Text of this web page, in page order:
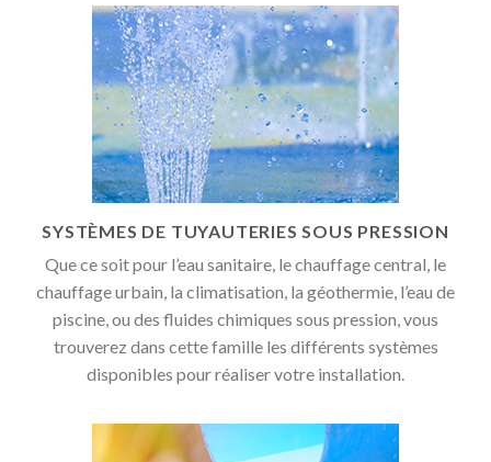
SYSTÈMES DE TUYAUTERIES SOUS PRESSION
Que ce soit pour l’eau sanitaire, le chauffage central, le
chauffage urbain, la climatisation, la géothermie, l’eau de
piscine, ou des fluides chimiques sous pression, vous
trouverez dans cette famille les différents systèmes
disponibles pour réaliser votre installation.